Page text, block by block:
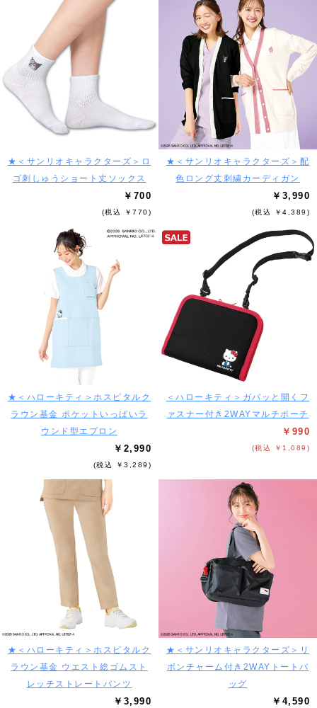
★＜サンリオキャラクターズ＞ロ
ゴ刺しゅうショート丈ソックス
￥700
(税込 ￥770)
★＜サンリオキャラクターズ＞配
色ロング丈刺繍カーディガン
￥3,990
(税込 ￥4,389)
★＜ハローキティ＞ホスピタルク
ラウン基金 ポケットいっぱいラ
ウンド型エプロン
￥2,990
(税込 ￥3,289)
＜ハローキティ＞ガバッと開くフ
ァスナー付き2WAYマルチポーチ
￥990
(税込 ￥1,089)
★＜ハローキティ＞ホスピタルク
ラウン基金 ウエスト総ゴムスト
レッチストレートパンツ
￥3,990
★＜サンリオキャラクターズ＞リ
ボンチャーム付き2WAYトートバ
ッグ
￥4,590